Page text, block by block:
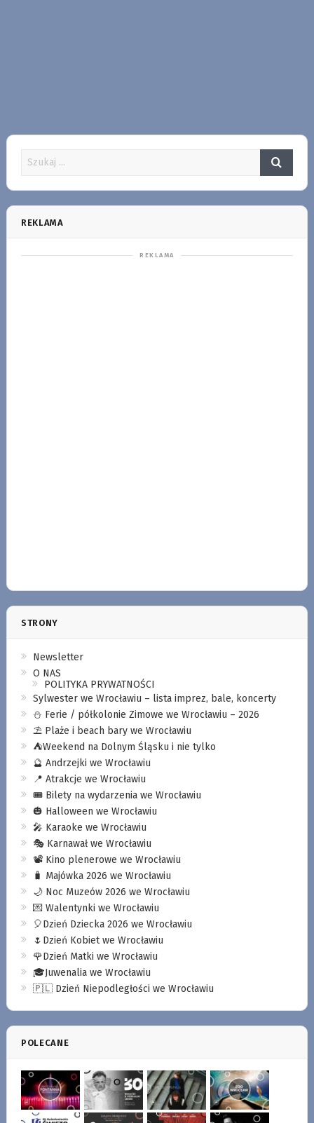
REKLAMA
STRONY
Newsletter
O NAS
POLITYKA PRYWATNOŚCI
Sylwester we Wrocławiu – lista imprez, bale, koncerty
⛄️ Ferie / półkolonie Zimowe we Wrocławiu – 2026
⛱️ Plaże i beach bary we Wrocławiu
⛺️Weekend na Dolnym Śląsku i nie tylko
🔮 Andrzejki we Wrocławiu
📍 Atrakcje we Wrocławiu
🎟️ Bilety na wydarzenia we Wrocławiu
🎃 Halloween we Wrocławiu
🎤 Karaoke we Wrocławiu
🎭 Karnawał we Wrocławiu
📽️ Kino plenerowe we Wrocławiu
🧳 Majówka 2026 we Wrocławiu
🌙 Noc Muzeów 2026 we Wrocławiu
💌 Walentynki we Wrocławiu
🎈Dzień Dziecka 2026 we Wrocławiu
🌷Dzień Kobiet we Wrocławiu
🌹Dzień Matki we Wrocławiu
🎓Juwenalia we Wrocławiu
🇵🇱 Dzień Niepodległości we Wrocławiu
POLECANE